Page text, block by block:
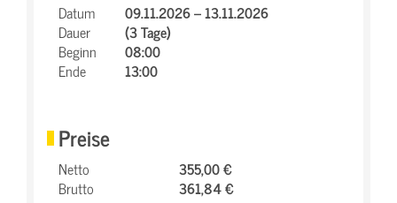
Datum
09.11.2026 – 13.11.2026
Dauer
(3 Tage)
Beginn
08:00
Ende
13:00
Preise
Netto
355,00 €
Brutto
361,84 €